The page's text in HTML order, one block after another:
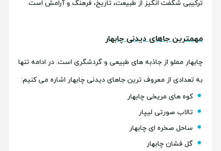
ترکیبی شگفت انگیز از طبیعت، تاریخ، فرهنگ و آرامش است.
مهمترین جاهای دیدنی چابهار
چابهار مملو از جاذبه های طبیعی و گردشگری است. در ادامه تنها
به تعدادی از معروف ترین جاهای دیدنی چابهار اشاره می کنیم:
کوه های مریخی چابهار
تالاب صورتی لیپار
ساحل صخره ای چابهار
گل فشان چابهار